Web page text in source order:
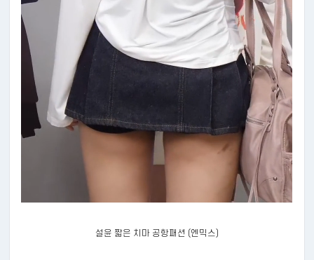
설윤 짧은 치마 공항패션 (엔믹스)